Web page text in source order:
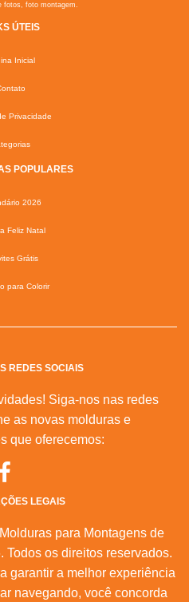
fotos, foto montagem.
ÚTEIS
Inicial
Privacidade
POPULARES
2026
Feliz Natal
Grátis
para Colorir
REDES SOCIAIS
Siga-nos nas redes
as novas molduras e
que oferecemos:
LEGAIS
para Montagens de
Todos os direitos reservados.
garantir a melhor experiência
navegando, você concorda